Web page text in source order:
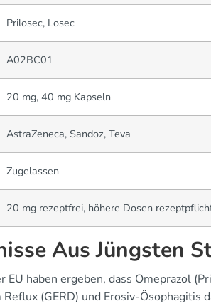
Prilosec, Losec
A02BC01
20 mg, 40 mg Kapseln
AstraZeneca, Sandoz, Teva
Zugelassen
20 mg rezeptfrei, höhere Dosen
Aus Jüngsten
haben ergeben, dass Omeprazol
(GERD) und Erosiv-